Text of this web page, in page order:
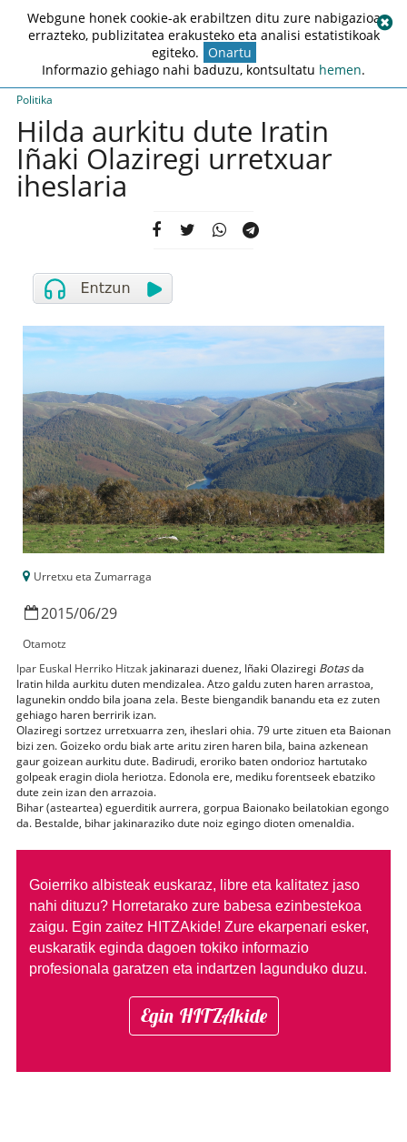
Politika
Hilda aurkitu dute Iratin
Iñaki Olaziregi urretxuar
iheslaria
Urretxu eta Zumarraga
2015/06/29
Otamotz
Ipar Euskal Herriko Hitzakjakinarazi duenez, Iñaki Olaziregi Botasda
Iratin hilda aurkitu duten mendizalea. Atzo galdu zuten haren arrastoa,
lagunekin onddo bila joana zela. Beste biengandik banandu eta ez zuten
gehiago haren berririk izan.
Olaziregi sortzez urretxuarra zen, iheslari ohia. 79 urte zituen eta Baionan
bizi zen. Goizeko ordu biak arte aritu ziren haren bila, baina azkenean
gaur goizean aurkitu dute. Badirudi, eroriko baten ondorioz hartutako
golpeak eragin diola heriotza. Edonola ere, mediku forentseek ebatziko
dute zein izan den arrazoia.
Bihar (asteartea) eguerditik aurrera, gorpua Baionako beilatokian egongo
da. Bestalde, bihar jakinaraziko dute noiz egingo dioten omenaldia.
Goierriko albisteak euskaraz, libre eta kalitatez jaso
nahi dituzu? Horretarako zure babesa ezinbestekoa
zaigu. Egin zaitez HITZAkide! Zure ekarpenari esker,
euskaratik eginda dagoen tokiko informazio
profesionala garatzen eta indartzen lagunduko duzu.
Egin HITZAkide
Webgune honek cookie-ak erabiltzen ditu zure nabigazioa
errazteko, publizitatea erakusteko eta analisi estatistikoak
egiteko. Onartu
Informazio gehiago nahi baduzu, kontsultatu hemen.